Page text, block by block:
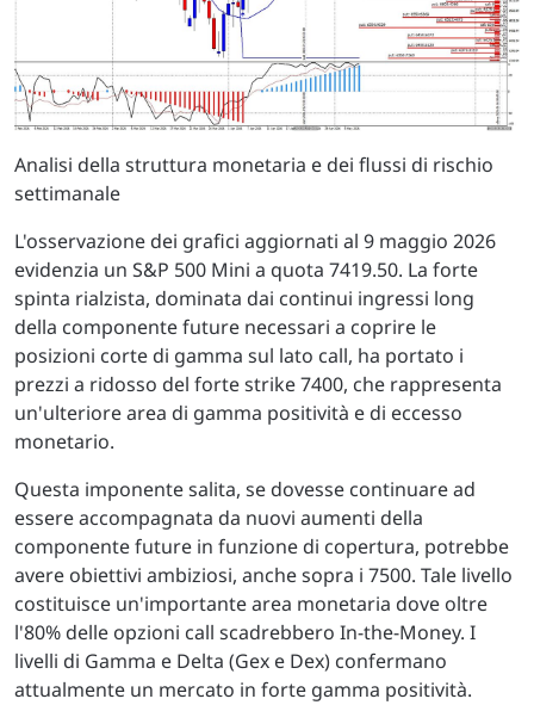
Analisi della struttura monetaria e dei flussi di rischio
settimanale
L'osservazione dei grafici aggiornati al 9 maggio 2026
evidenzia un S&P 500 Mini a quota 7419.50. La forte
spinta rialzista, dominata dai continui ingressi long
della componente future necessari a coprire le
posizioni corte di gamma sul lato call, ha portato i
prezzi a ridosso del forte strike 7400, che rappresenta
un'ulteriore area di gamma positività e di eccesso
monetario.
Questa imponente salita, se dovesse continuare ad
essere accompagnata da nuovi aumenti della
componente future in funzione di copertura, potrebbe
avere obiettivi ambiziosi, anche sopra i 7500. Tale livello
costituisce un'importante area monetaria dove oltre
l'80% delle opzioni call scadrebbero In-the-Money. I
livelli di Gamma e Delta (Gex e Dex) confermano
attualmente un mercato in forte gamma positività.